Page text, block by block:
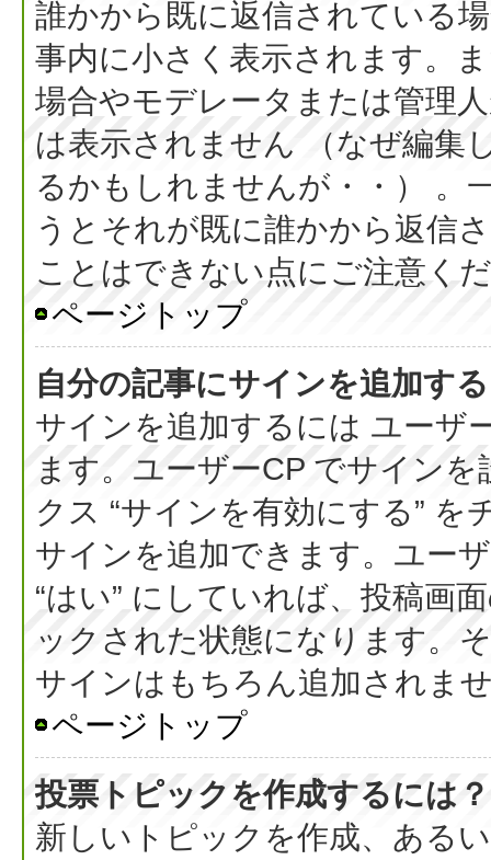
誰かから既に返信されている
事内に小さく表示されます。
場合やモデレータまたは管理
は表示されません （なぜ編集
るかもしれませんが・・） 。
うとそれが既に誰かから返信
ことはできない点にご注意く
ページトップ
自分の記事にサインを追加す
サインを追加するには ユーザ
ます。ユーザーCP でサイン
クス “サインを有効にする”
サインを追加できます。ユー
“はい” にしていれば、投稿画
ックされた状態になります。
サインはもちろん追加されま
ページトップ
投票トピックを作成するには？
新しいトピックを作成、ある